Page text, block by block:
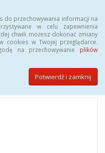
do przechowywania informacji na
w celu zapewnienia
chwili możesz dokonać zmiany
cookies w Twojej przeglądarce.
na przechowywanie plików
Potwierdź i zamknij
PUBLICZNEJ
Opola